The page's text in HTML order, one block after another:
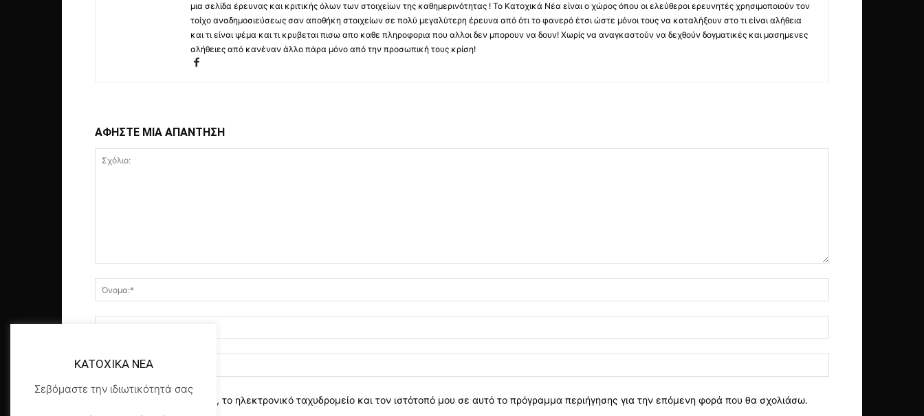
μια σελίδα έρευνας και κριτικής όλων των στοιχείων της καθημερινότητας ! Το Κατοχικά Νέα είναι ο χώρος όπου οι ελεύθεροι ερευνητές χρησιμοποιούν τον
τοίχο αναδημοσιεύσεως σαν αποθήκη στοιχείων σε πολύ μεγαλύτερη έρευνα από ότι το φανερό έτσι ώστε μόνοι τους να καταλήξουν στο τι είναι αλήθεια
και τι είναι ψέμα και τι κρυβεται πισω απο καθε πληροφορια που αλλοι δεν μπορουν να δουν! Χωρίς να αναγκαστούν να δεχθούν δογματικές και μασημενες
αλήθειες από κανέναν άλλο πάρα μόνο από την προσωπική τους κρίση!
ΑΦΗΣΤΕ ΜΙΑ ΑΠΑΝΤΗΣΗ
αποθηκεύστε το όνομα, το ηλεκτρονικό ταχυδρομείο και τον ιστότοπό μου σε αυτό το πρόγραμμα περιήγησης για την επόμενη φορά που θα σχολιάσω.
KATOXIKA NEA
Σεβόμαστε την ιδιωτικότητά σας